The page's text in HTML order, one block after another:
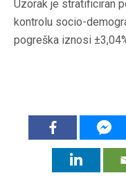
Uzorak je stratificiran
kontrolu socio-
pogreška iznosi